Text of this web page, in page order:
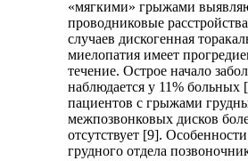
«мягкими» грыжами
проводниковые
случаев дискогенная
миелопатия имеет
течение. Острое начало
наблюдается у 11% больных
пациентов с грыжами
межпозвонковых дисков
отсутствует [9].
грудного отдела